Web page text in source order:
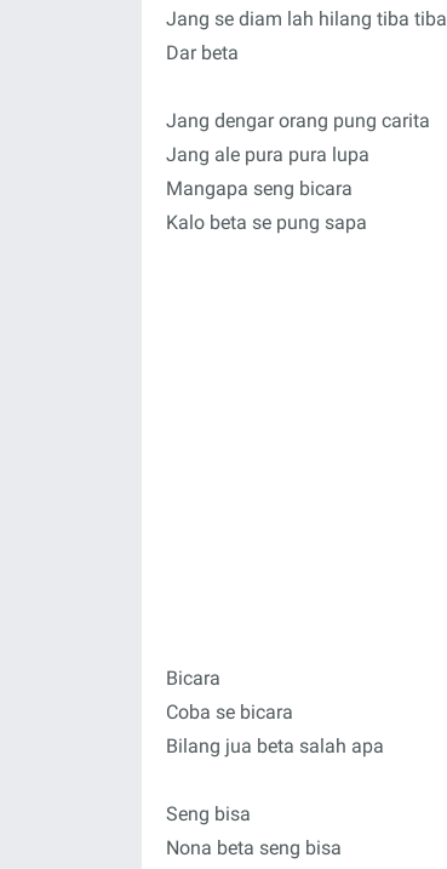
Jang se diam lah hilang tiba tiba
Dar beta
Jang dengar orang pung carita
Jang ale pura pura lupa
Mangapa seng bicara
Kalo beta se pung sapa
Bicara
Coba se bicara
Bilang jua beta salah apa
Seng bisa
Nona beta seng bisa